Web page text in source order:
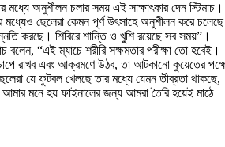
মধ্যে অনুশীলন চলার সময় এই সাক্ষাৎকার দেন স্টিমাচ।
মধ্যেও ছেলেরা কেমন পূর্ণ উৎসাহে অনুশীলন করে চলেছে
করছে। শিবিরে শান্তি ও খুশি রয়েছে সব সময়”।
বলেন, “এই ম্যাচে শরীরি সক্ষমতার পরীক্ষা তো হবেই।
রাখব এবং আক্রমণে উঠব, তা আটকানো কুয়েতের
যে ফুটবল খেলছে তার মধ্যে যেমন তীব্রতা থাকছে,
মনে হয় ফাইনালের জন্য আমরা তৈরি হয়েই মাঠে